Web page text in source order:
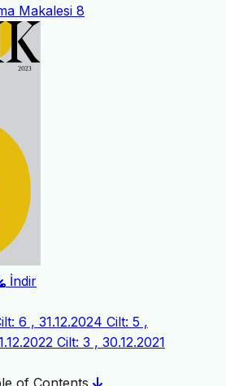
Makalesi 8
İndir
6 , 31.12.2024 Cilt: 5 ,
Cilt: 3 , 30.12.2021